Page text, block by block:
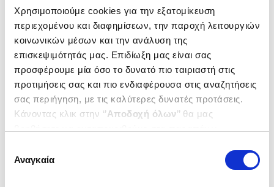
Χρησιμοποιούμε cookies για την εξατομίκευση
περιεχομένου και διαφημίσεων, την παροχή λειτουργιών
κοινωνικών μέσων και την ανάλυση της
επισκεψιμότητάς μας. Επιδίωξη μας είναι σας
προσφέρουμε μία όσο το δυνατό πιο ταιριαστή στις
προτιμήσεις σας και πιο ενδιαφέρουσα στις αναζητήσεις
σας περιήγηση, με τις καλύτερες δυνατές προτάσεις.
Κάνοντας κλικ στην ‘’Αποδοχή όλων’’ θα μας
ενδιαφέρουν και να επιλέξετε από τα παρακάτω με την
΄΄και να ενημερωθείτε σχετικά με
συγκατάθεσης
Αναγκαία